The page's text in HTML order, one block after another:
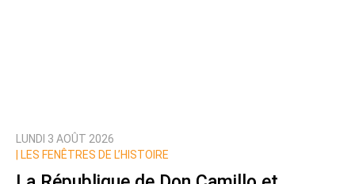
LUNDI 3 AOÛT 2026
LES FENÊTRES DE L’HISTOIRE